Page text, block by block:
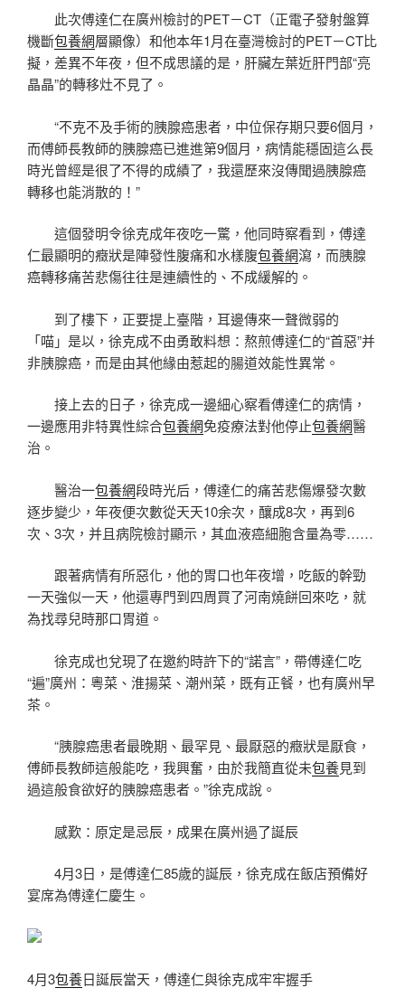
此次傅達仁在廣州檢討的PET－CT（正電子發射盤算
機斷包養網層顯像）和他本年1月在臺灣檢討的PET－CT比
擬，差異不年夜，但不成思議的是，肝臟左葉近肝門部“亮
晶晶”的轉移灶不見了。
“不克不及手術的胰腺癌患者，中位保存期只要6個月，
而傅師長教師的胰腺癌已進進第9個月，病情能穩固這么長
時光曾經是很了不得的成績了，我還歷來沒傳聞過胰腺癌
轉移也能消散的！”
這個發明令徐克成年夜吃一驚，他同時察看到，傅達
仁最顯明的癥狀是陣發性腹痛和水樣腹包養網瀉，而胰腺
癌轉移痛苦悲傷往往是連續性的、不成緩解的。
到了樓下，正要提上臺階，耳邊傳來一聲微弱的
「喵」是以，徐克成不由勇敢料想：熬煎傅達仁的“首惡”并
非胰腺癌，而是由其他緣由惹起的腸道效能性異常。
接上去的日子，徐克成一邊細心察看傅達仁的病情，
一邊應用非特異性綜合包養網免疫療法對他停止包養網醫
治。
醫治一包養網段時光后，傅達仁的痛苦悲傷爆發次數
逐步變少，年夜便次數從天天10余次，釀成8次，再到6
次、3次，并且病院檢討顯示，其血液癌細胞含量為零……
跟著病情有所惡化，他的胃口也年夜增，吃飯的幹勁
一天強似一天，他還專門到四周買了河南燒餅回來吃，就
為找尋兒時那口胃道。
徐克成也兌現了在邀約時許下的“諾言”，帶傅達仁吃
“遍”廣州：粵菜、淮揚菜、潮州菜，既有正餐，也有廣州早
茶。
“胰腺癌患者最晚期、最罕見、最厭惡的癥狀是厭食，
傅師長教師這般能吃，我興奮，由於我簡直從未包養見到
過這般食欲好的胰腺癌患者。”徐克成說。
感歎：原定是忌辰，成果在廣州過了誕辰
4月3日，是傅達仁85歲的誕辰，徐克成在飯店預備好
宴席為傅達仁慶生。
4月3包養日誕辰當天，傅達仁與徐克成牢牢握手